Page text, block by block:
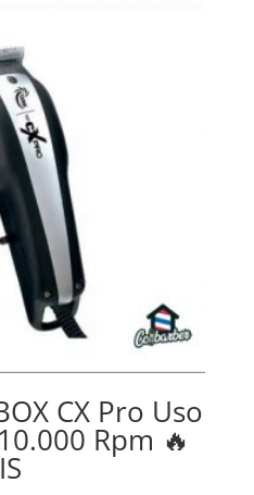
CX Pro Uso
Rpm 🔥